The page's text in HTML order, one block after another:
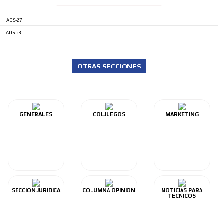
ADS-27
ADS-28
OTRAS SECCIONES
GENERALES COLJUEGOS MARKETING
SECCIÓN JURÍDICA COLUMNA OPINIÓN
NOTICIAS PARA
TECNICOS